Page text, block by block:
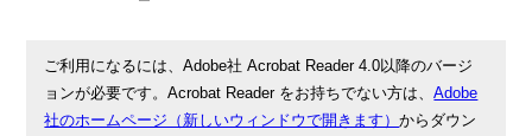
ご利用になるには、Adobe社 Acrobat Reader 4.0以降のバージ
ョンが必要です。Acrobat Reader をお持ちでない方は、Adobe
社のホームページ（新しいウィンドウで開きます）からダウン